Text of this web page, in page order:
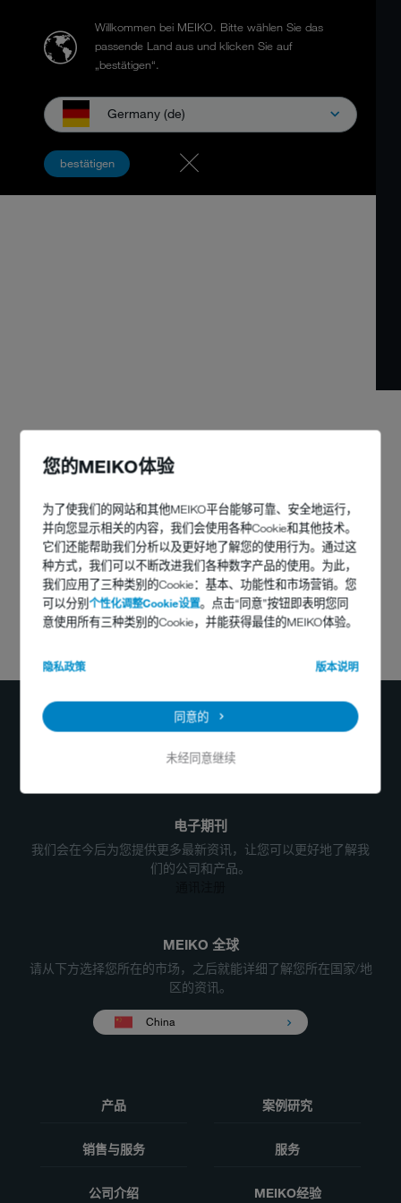
您的MEIKO体验
为了使我们的网站和其他MEIKO平台能够可靠、安全地运行，
并向您显示相关的内容，我们会使用各种Cookie和其他技术。
它们还能帮助我们分析以及更好地了解您的使用行为。通过这
种方式，我们可以不断改进我们各种数字产品的使用。为此，
我们应用了三种类别的Cookie：基本、功能性和市场营销。您
可以分别个性化调整Cookie设置。点击“同意”按钮即表明您同
意使用所有三种类别的Cookie，并能获得最佳的MEIKO体验。
隐私政策 版本说明
同意的
未经同意继续
Willkommen bei MEIKO. Bitte wählen Sie das
passende Land aus und klicken Sie auf
„bestätigen“.
Germany (de)
bestätigen
info@meiko.cn
电子期刊
我们会在今后为您提供更多最新资讯，让您可以更好地了解我
们的公司和产品。
MEIKO 全球
请从下方选择您所在的市场，之后就能详细了解您所在国家/地
区的资讯。
China
产品 案例研究
销售与服务 服务
公司介绍 MEIKO经验